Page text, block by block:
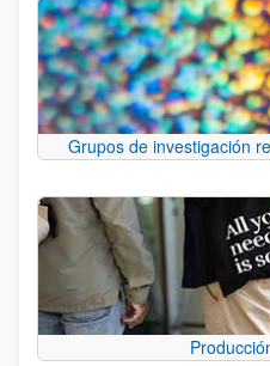
Grupos de investigación